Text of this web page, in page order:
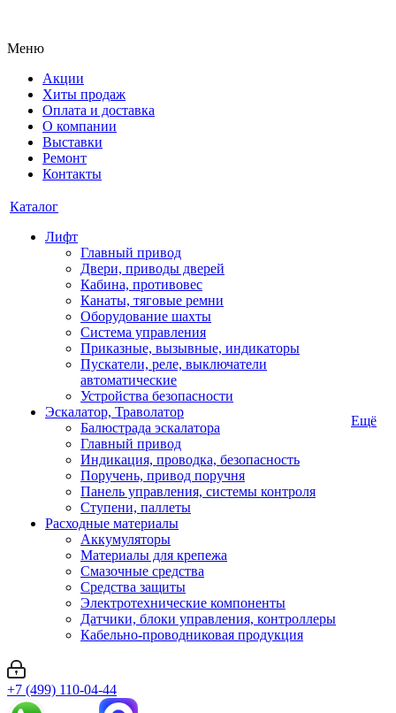
Меню
Акции
Хиты продаж
Оплата и доставка
О компании
Выставки
Ремонт
Контакты
Каталог
Лифт
Главный привод
Двери, приводы дверей
Кабина, противовес
Канаты, тяговые ремни
Оборудование шахты
Система управления
Приказные, вызывные, индикаторы
Пускатели, реле, выключатели
автоматические
Устройства безопасности
Эскалатор, Траволатор
Балюстрада эскалатора
Главный привод
Индикация, проводка, безопасность
Поручень, привод поручня
Панель управления, системы контроля
Ступени, паллеты
Расходные материалы
Аккумуляторы
Материалы для крепежа
Смазочные средства
Средства защиты
Электротехнические компоненты
Датчики, блоки управления, контроллеры
Кабельно-проводниковая продукция
Ещё
+7 (499) 110-04-44